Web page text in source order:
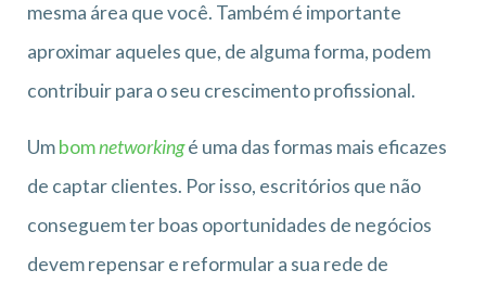
mesma área que você. Também é importante
aproximar aqueles que, de alguma forma, podem
contribuir para o seu crescimento profissional.
Umbomnetworkingé uma das formas mais eficazes
de captar clientes. Por isso, escritórios que não
conseguem ter boas oportunidades de negócios
devem repensar e reformular a sua rede de